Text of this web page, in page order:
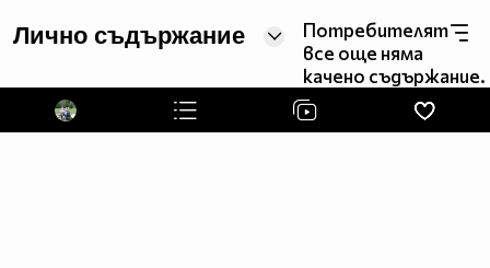
Лично съдържание
Потребителят
все още няма
качено съдържание.